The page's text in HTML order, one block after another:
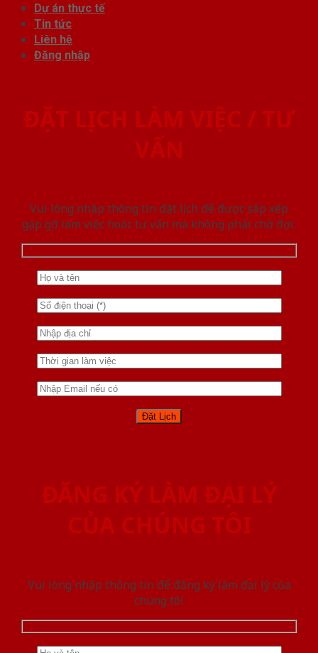
Dự án thực tế
Tin tức
Liên hệ
Đăng nhập
ĐẶT LỊCH LÀM VIỆC / TƯ
VẤN
Vui lòng nhập thông tin đặt lịch để được sắp xếp
gặp gỡ làm việc hoăc tư vấn mà không phải chờ đợi.
ĐĂNG KÝ LÀM ĐẠI LÝ
CỦA CHÚNG TÔI
Vui lòng nhập thông tin để đăng ký làm đại lý của
chúng tôi